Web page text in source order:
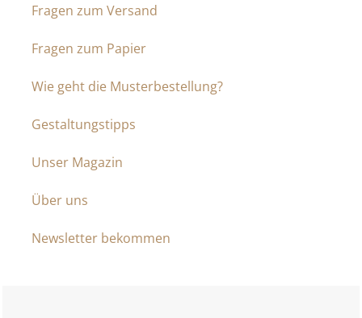
Fragen zum Versand
Fragen zum Papier
Wie geht die Musterbestellung?
Gestaltungstipps
Unser Magazin
Über uns
Newsletter bekommen